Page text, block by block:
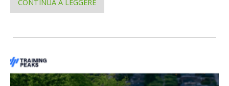
CONTINUA A LEGGERE